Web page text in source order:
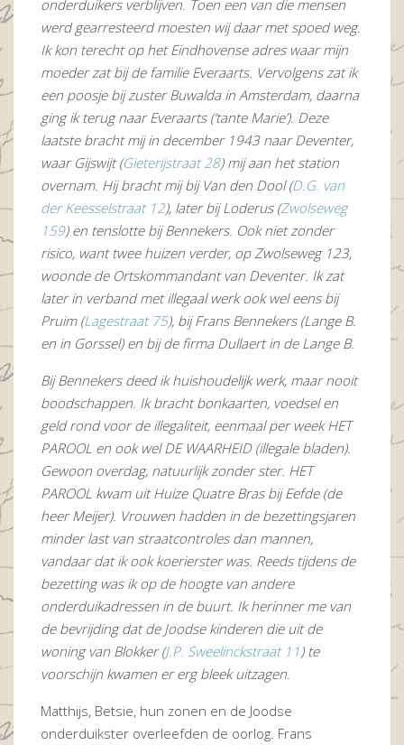
onderduikers verblijven. Toen een van die mensen
werd gearresteerd moesten wij daar met spoed weg.
Ik kon terecht op het Eindhovense adres waar mijn
moeder zat bij de familie Everaarts. Vervolgens zat ik
een poosje bij zuster Buwalda in Amsterdam, daarna
ging ik terug naar Everaarts (‘tante Marie’). Deze
laatste bracht mij in december 1943 naar Deventer,
waar Gijswijt (Gieterijstraat 28) mij aan het station
overnam. Hij bracht mij bij Van den Dool (D.G. van
der Keesselstraat 12), later bij Loderus (Zwolseweg
159) en tenslotte bij Bennekers. Ook niet zonder
risico, want twee huizen verder, op Zwolseweg 123,
woonde de Ortskommandant van Deventer. Ik zat
later in verband met illegaal werk ook wel eens bij
Pruim (Lagestraat 75), bij Frans Bennekers (Lange B.
en in Gorssel) en bij de firma Dullaert in de Lange B.
Bij Bennekers deed ik huishoudelijk werk, maar nooit
boodschappen. Ik bracht bonkaarten, voedsel en
geld rond voor de illegaliteit, eenmaal per week HET
PAROOL en ook wel DE WAARHEID (illegale bladen).
Gewoon overdag, natuurlijk zonder ster. HET
PAROOL kwam uit Huize Quatre Bras bij Eefde (de
heer Meijer). Vrouwen hadden in de bezettingsjaren
minder last van straatcontroles dan mannen,
vandaar dat ik ook koerierster was. Reeds tijdens de
bezetting was ik op de hoogte van andere
onderduikadressen in de buurt. Ik herinner me van
de bevrijding dat de Joodse kinderen die uit de
woning van Blokker (J.P. Sweelinckstraat 11) te
voorschijn kwamen er erg bleek uitzagen.
Matthijs, Betsie, hun zonen en de Joodse
onderduikster overleefden de oorlog. Frans